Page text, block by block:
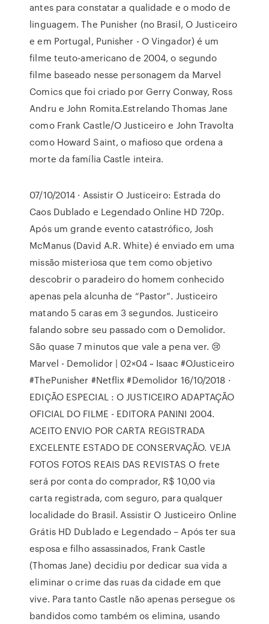
antes para constatar a qualidade e o modo de
linguagem. The Punisher (no Brasil, O Justiceiro
e em Portugal, Punisher - O Vingador) é um
filme teuto-americano de 2004, o segundo
filme baseado nesse personagem da Marvel
Comics que foi criado por Gerry Conway, Ross
Andru e John Romita.Estrelando Thomas Jane
como Frank Castle/O Justiceiro e John Travolta
como Howard Saint, o mafioso que ordena a
morte da família Castle inteira.
07/10/2014 · Assistir O Justiceiro: Estrada do
Caos Dublado e Legendado Online HD 720p.
Após um grande evento catastrófico, Josh
McManus (David A.R. White) é enviado em uma
missão misteriosa que tem como objetivo
descobrir o paradeiro do homem conhecido
apenas pela alcunha de “Pastor”. Justiceiro
matando 5 caras em 3 segundos. Justiceiro
falando sobre seu passado com o Demolidor.
São quase 7 minutos que vale a pena ver. 😢
Marvel - Demolidor | 02×04 ~ Isaac #OJusticeiro
#ThePunisher #Netflix #Demolidor 16/10/2018 ·
EDIÇÃO ESPECIAL : O JUSTICEIRO ADAPTAÇÃO
OFICIAL DO FILME - EDITORA PANINI 2004.
ACEITO ENVIO POR CARTA REGISTRADA
EXCELENTE ESTADO DE CONSERVAÇÃO. VEJA
FOTOS FOTOS REAIS DAS REVISTAS O frete
será por conta do comprador, R$ 10,00 via
carta registrada, com seguro, para qualquer
localidade do Brasil. Assistir O Justiceiro Online
Grátis HD Dublado e Legendado – Após ter sua
esposa e filho assassinados, Frank Castle
(Thomas Jane) decidiu por dedicar sua vida a
eliminar o crime das ruas da cidade em que
vive. Para tanto Castle não apenas persegue os
bandidos como também os elimina, usando